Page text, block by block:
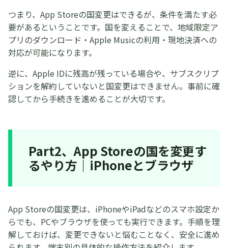
つまり、App Storeの国変更はできるが、条件を満たす必
要があるということです。国を変えることで、地域限定ア
プリのダウンロード・Apple Musicの利用・現地決済への
対応が可能になります。
逆に、Apple IDに残高が残っている場合や、サブスクリプ
ションを解約していないと国変更はできません。事前に確
認してから手続きを進めることが大切です。
Part2、App Storeの国を変更す
るやり方｜iPhoneとブラウザ
App Storeの国変更は、iPhoneやiPadなどのスマホ設定か
らでも、PCやブラウザを使っても実行できます。手順を理
解しておけば、変更できないと悩むことなく、安全に進め